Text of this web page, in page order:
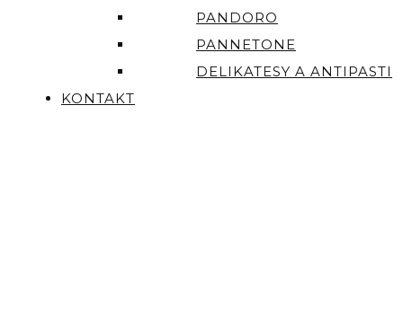
PANDORO
PANNETONE
DELIKATESY A ANTIPASTI
KONTAKT